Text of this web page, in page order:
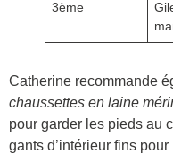
3ème
Catherine recommande
chaussettes en laine
pour garder les pieds au
gants d’intérieur fins